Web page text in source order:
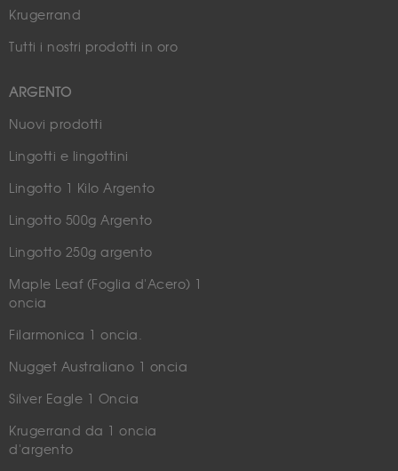
Krugerrand
Tutti i nostri prodotti in oro
ARGENTO
Nuovi prodotti
Lingotti e lingottini
Lingotto 1 Kilo Argento
Lingotto 500g Argento
Lingotto 250g argento
Maple Leaf (Foglia d'Acero) 1
oncia
Filarmonica 1 oncia.
Nugget Australiano 1 oncia
Silver Eagle 1 Oncia
Krugerrand da 1 oncia
d'argento